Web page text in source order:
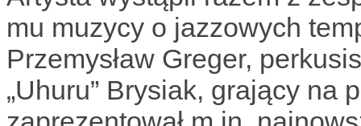
mu muzycy o jazzowych
Przemysław Greger,
„Uhuru” Brysiak, grający na